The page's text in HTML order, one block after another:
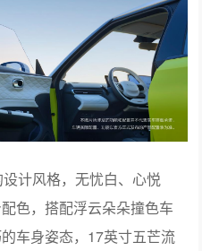
计风格，无忧白、心悦
色，搭配浮云朵朵撞色车
车身姿态，17英寸五芒流